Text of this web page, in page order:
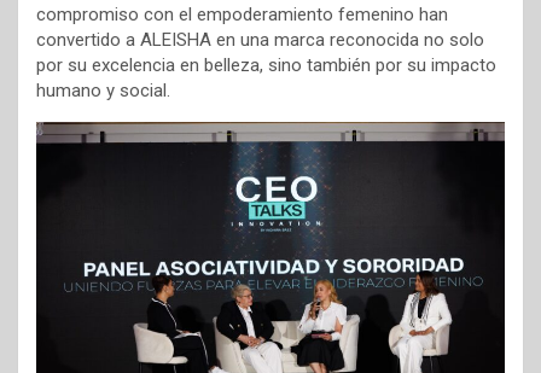
compromiso con el empoderamiento femenino han
convertido a ALEISHA en una marca reconocida no solo
por su excelencia en belleza, sino también por su impacto
humano y social.